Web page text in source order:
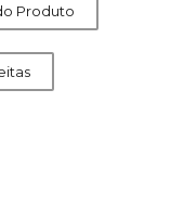
Produto